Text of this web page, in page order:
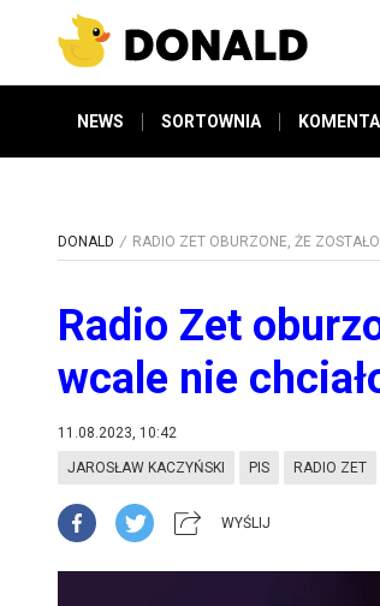
NEWS SORTOWNIA
DONALD RADIO ZET OBURZONE, ŻE
Radio Zet
wcale nie
11.08.2023, 10:42
JAROSŁAW KACZYŃSKI PIS RADIO ZET
WYŚLIJ